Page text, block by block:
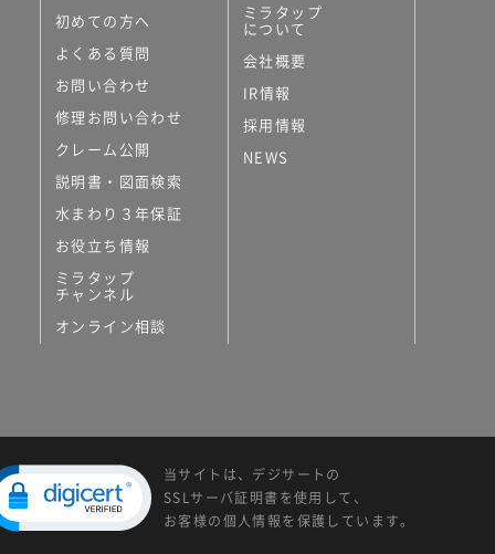
初めての方へ
よくある質問
お問い合わせ
修理お問い合わせ
クレーム公開
説明書・図面検索
水まわり３年保証
お役立ち情報
ミラタップ
チャンネル
オンライン相談
ミラタップ
について
会社概要
IR情報
採用情報
NEWS
当サイトは、デジサートの
SSLサーバ証明書を使用して、
お客様の個人情報を保護しています。